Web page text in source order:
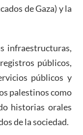
de Gaza) y la
infraestructuras,
públicos,
públicos y
palestinos como
historias orales
de la sociedad.